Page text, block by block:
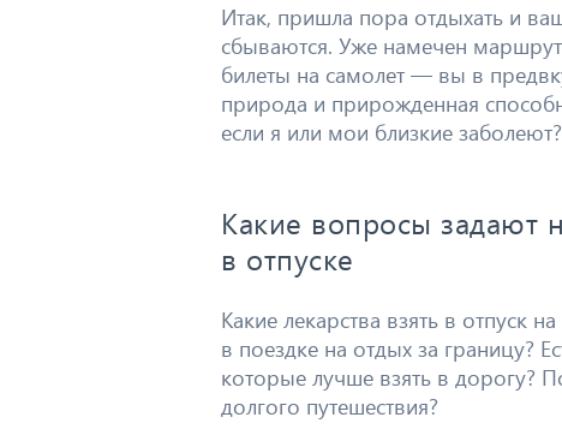
Итак, пришла пора отдыхать и
сбываются. Уже намечен
билеты на самолет — вы в
природа и прирожденная
если я или мои близкие
Какие вопросы задают
в отпуске
Какие лекарства взять в отпуск
в поездке на отдых за границу?
которые лучше взять в дорогу?
долгого путешествия?